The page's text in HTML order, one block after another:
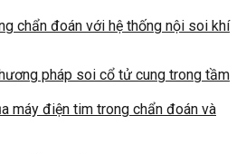
chẩn đoán với hệ thống nội soi khí
pháp soi cổ tử cung trong tầm
máy điện tim trong chẩn đoán và